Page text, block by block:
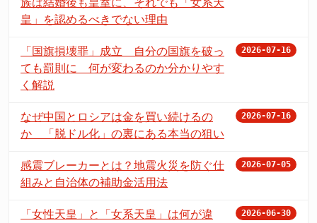
皇」を認めるべきでない理由
「国旗損壊罪」成立 自分の国旗を破っ
ても罰則に 何が変わるのか分かりやす
く解説
2026-07-16
なぜ中国とロシアは金を買い続けるの
か 「脱ドル化」の裏にある本当の狙い
2026-07-16
感震ブレーカーとは？地震火災を防ぐ仕
組みと自治体の補助金活用法
2026-07-05
「女性天皇」と「女系天皇」は何が違
2026-06-30